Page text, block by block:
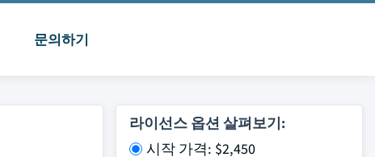
문의하기
라이선스 옵션 살펴보기:
시작 가격: $2,450